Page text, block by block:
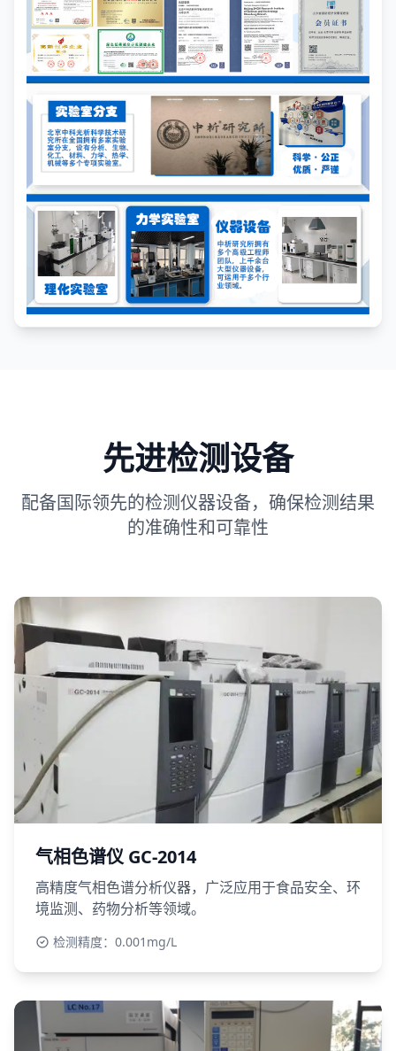
先进检测设备
配备国际领先的检测仪器设备，确保检测结果
的准确性和可靠性
气相色谱仪 GC-2014
高精度气相色谱分析仪器，广泛应用于食品安全、环
境监测、药物分析等领域。
检测精度：0.001mg/L